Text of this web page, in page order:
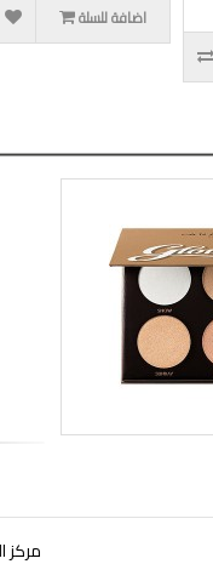
اضافة للسلة
مركز